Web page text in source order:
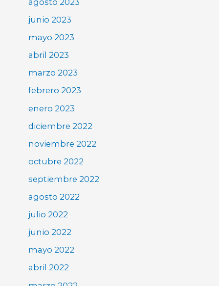
agosto 2023
junio 2023
mayo 2023
abril 2023
marzo 2023
febrero 2023
enero 2023
diciembre 2022
noviembre 2022
octubre 2022
septiembre 2022
agosto 2022
julio 2022
junio 2022
mayo 2022
abril 2022